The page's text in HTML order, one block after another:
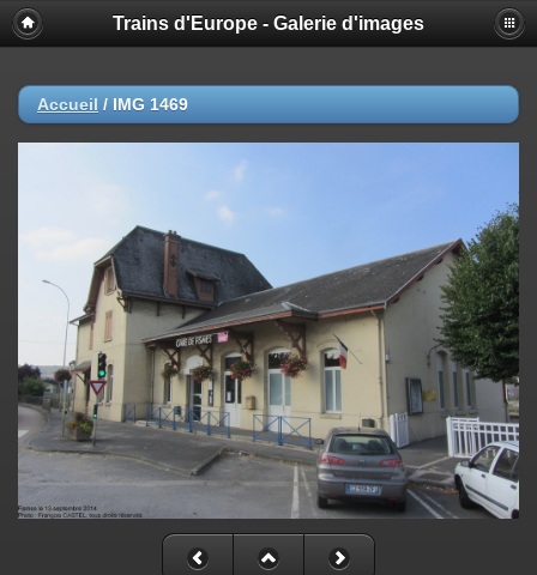
Trains d'Europe - Galerie d'images
Accueil / IMG 1469